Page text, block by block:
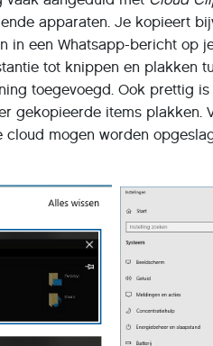
apparaten. Je kopieert
in een Whatsapp-bericht op
tot knippen en plakken
toegevoegd. Ook prettig
gekopieerde items plakken.
mogen worden